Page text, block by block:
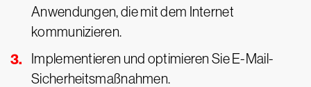
Anwendungen, die mit dem Internet
kommunizieren.
Implementieren und optimieren Sie E-Mail-
Sicherheitsmaßnahmen.